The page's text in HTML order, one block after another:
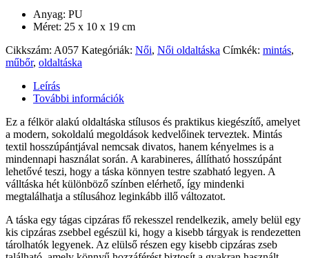
Anyag: PU
Méret: 25 x 10 x 19 cm
Cikkszám: A057 Kategóriák: Női, Női oldaltáska Címkék: mintás,
műbőr, oldaltáska
Leírás
További információk
Ez a félkör alakú oldaltáska stílusos és praktikus kiegészítő, amelyet
a modern, sokoldalú megoldások kedvelőinek terveztek. Mintás
textil hosszúpántjával nemcsak divatos, hanem kényelmes is a
mindennapi használat során. A karabineres, állítható hosszúpánt
lehetővé teszi, hogy a táska könnyen testre szabható legyen. A
válltáska hét különböző színben elérhető, így mindenki
megtalálhatja a stílusához leginkább illő változatot.
A táska egy tágas cipzáras fő rekesszel rendelkezik, amely belül egy
kis cipzáras zsebbel egészül ki, hogy a kisebb tárgyak is rendezetten
tárolhatók legyenek. Az elülső részen egy kisebb cipzáras zseb